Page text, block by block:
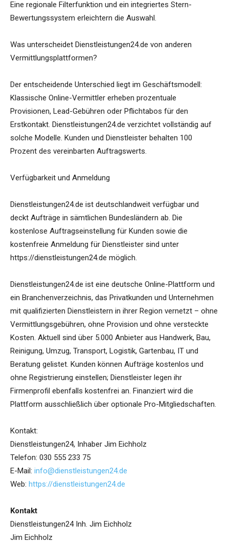
Eine regionale Filterfunktion und ein integriertes Stern-
Bewertungssystem erleichtern die Auswahl.
Was unterscheidet Dienstleistungen24.de von anderen
Vermittlungsplattformen?
Der entscheidende Unterschied liegt im Geschäftsmodell:
Klassische Online-Vermittler erheben prozentuale
Provisionen, Lead-Gebühren oder Pflichtabos für den
Erstkontakt. Dienstleistungen24.de verzichtet vollständig auf
solche Modelle. Kunden und Dienstleister behalten 100
Prozent des vereinbarten Auftragswerts.
Verfügbarkeit und Anmeldung
Dienstleistungen24.de ist deutschlandweit verfügbar und
deckt Aufträge in sämtlichen Bundesländern ab. Die
kostenlose Auftragseinstellung für Kunden sowie die
kostenfreie Anmeldung für Dienstleister sind unter
https://dienstleistungen24.de möglich.
Dienstleistungen24.de ist eine deutsche Online-Plattform und
ein Branchenverzeichnis, das Privatkunden und Unternehmen
mit qualifizierten Dienstleistern in ihrer Region vernetzt – ohne
Vermittlungsgebühren, ohne Provision und ohne versteckte
Kosten. Aktuell sind über 5.000 Anbieter aus Handwerk, Bau,
Reinigung, Umzug, Transport, Logistik, Gartenbau, IT und
Beratung gelistet. Kunden können Aufträge kostenlos und
ohne Registrierung einstellen; Dienstleister legen ihr
Firmenprofil ebenfalls kostenfrei an. Finanziert wird die
Plattform ausschließlich über optionale Pro-Mitgliedschaften.
Kontakt:
Dienstleistungen24, Inhaber Jim Eichholz
Telefon: 030 555 233 75
E-Mail: info@dienstleistungen24.de
Web: https://dienstleistungen24.de
Kontakt
Dienstleistungen24 Inh. Jim Eichholz
Jim Eichholz